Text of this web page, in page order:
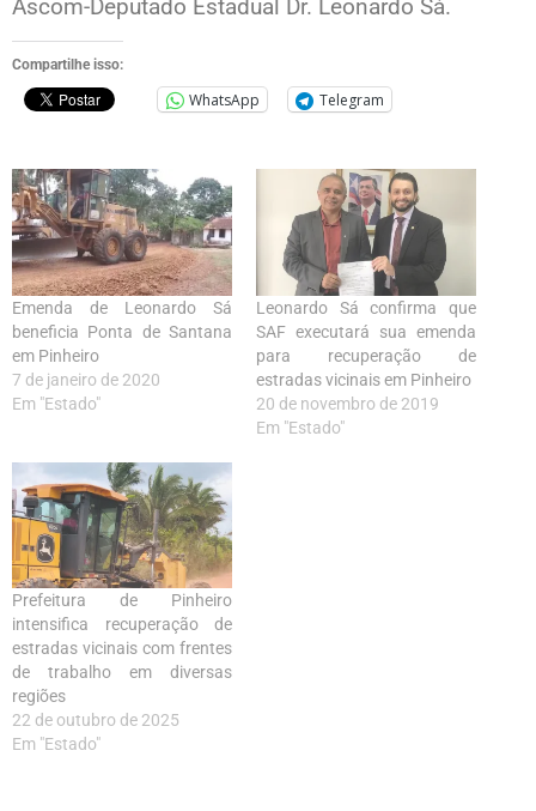
Ascom-Deputado Estadual Dr. Leonardo Sá.
Compartilhe isso:
WhatsApp Telegram
Emenda de Leonardo Sá
beneficia Ponta de Santana
em Pinheiro
7 de janeiro de 2020
Em "Estado"
Leonardo Sá confirma que
SAF executará sua emenda
para recuperação de
estradas vicinais em Pinheiro
20 de novembro de 2019
Em "Estado"
Prefeitura de Pinheiro
intensifica recuperação de
estradas vicinais com frentes
de trabalho em diversas
regiões
22 de outubro de 2025
Em "Estado"